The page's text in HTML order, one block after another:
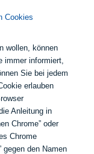
Cookies
wollen, können
immer informiert,
Sie bei jedem
erlauben
Anleitung in
Chrome” oder
Chrome
gegen den Namen